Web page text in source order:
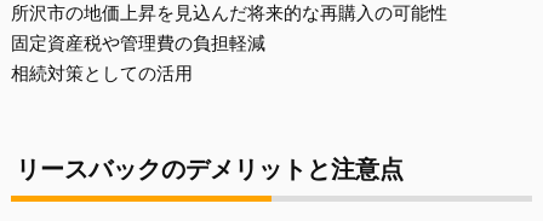
所沢市の地価上昇を見込んだ将来的な再購入の可能性
固定資産税や管理費の負担軽減
相続対策としての活用
リースバックのデメリットと注意点